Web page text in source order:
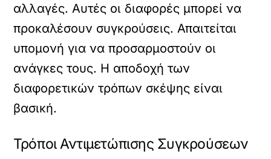
αλλαγές. Αυτές οι διαφορές μπορεί να
προκαλέσουν συγκρούσεις. Απαιτείται
υπομονή για να προσαρμοστούν οι
ανάγκες τους. Η αποδοχή των
διαφορετικών τρόπων σκέψης είναι
βασική.
Τρόποι Αντιμετώπισης Συγκρούσεων